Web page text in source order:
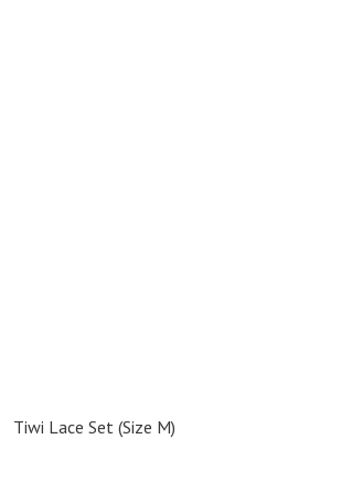
Tiwi Lace Set (Size M)